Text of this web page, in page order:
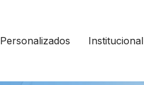
Personalizados Institucional